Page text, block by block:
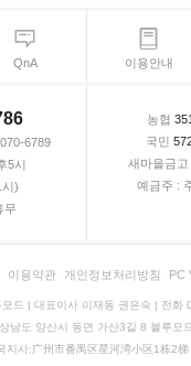
QnA 이용안내
6789
5시
)
무
농협
국민
새마을금고
예금주 :
이용약관 개인정보처리방침 PC
모드 | 대표이사 이재동 권은숙 | 전화
남도 양산시 동면 가산3길 8 블루모
지사:广州市番禺区星河湾小区1栋2梯